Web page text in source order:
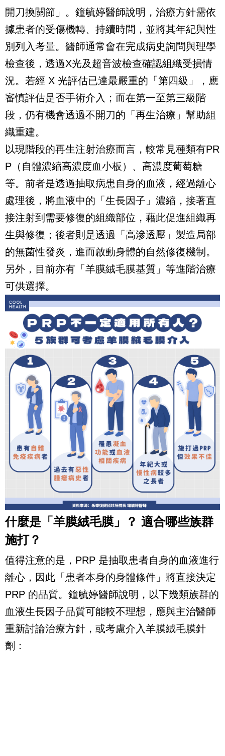
開刀換關節」。鐘毓婷醫師說明，治療方針需依
據患者的受傷機轉、持續時間，並將其年紀與性
別列入考量。醫師通常會在完成病史詢問與理學
檢查後，透過X光及超音波檢查確認組織受損情
況。若經 X 光評估已達最嚴重的「第四級」，應
審慎評估是否手術介入；而在第一至第三級階
段，仍有機會透過不開刀的「再生治療」幫助組
織重建。
以現階段的再生注射治療而言，較常見種類有PR
P（自體濃縮高濃度血小板）、高濃度葡萄糖
等。前者是透過抽取病患自身的血液，經過離心
處理後，將血液中的「生長因子」濃縮，接著直
接注射到需要修復的組織部位，藉此促進組織再
生與修復；後者則是透過「高滲透壓」製造局部
的無菌性發炎，進而啟動身體的自然修復機制。
另外，目前亦有「羊膜絨毛膜基質」等進階治療
可供選擇。
什麼是「羊膜絨毛膜」？ 適合哪些族群
施打？
值得注意的是，PRP 是抽取患者自身的血液進行
離心，因此「患者本身的身體條件」將直接決定
PRP 的品質。鐘毓婷醫師說明，以下幾類族群的
血液生長因子品質可能較不理想，應與主治醫師
重新討論治療方針，或考慮介入羊膜絨毛膜針
劑：